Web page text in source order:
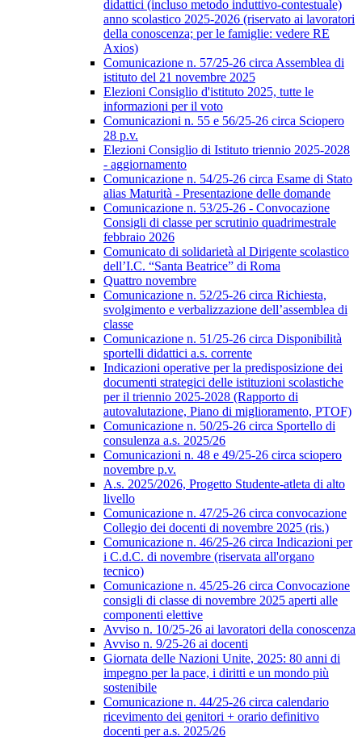
didattici (incluso metodo induttivo-contestuale)
anno scolastico 2025-2026 (riservato ai lavoratori
della conoscenza; per le famiglie: vedere RE
Axios)
Comunicazione n. 57/25-26 circa Assemblea di
istituto del 21 novembre 2025
Elezioni Consiglio d'istituto 2025, tutte le
informazioni per il voto
Comunicazioni n. 55 e 56/25-26 circa Sciopero
28 p.v.
Elezioni Consiglio di Istituto triennio 2025-2028
- aggiornamento
Comunicazione n. 54/25-26 circa Esame di Stato
alias Maturità - Presentazione delle domande
Comunicazione n. 53/25-26 - Convocazione
Consigli di classe per scrutinio quadrimestrale
febbraio 2026
Comunicato di solidarietà al Dirigente scolastico
dell’I.C. “Santa Beatrice” di Roma
Quattro novembre
Comunicazione n. 52/25-26 circa Richiesta,
svolgimento e verbalizzazione dell’assemblea di
classe
Comunicazione n. 51/25-26 circa Disponibilità
sportelli didattici a.s. corrente
Indicazioni operative per la predisposizione dei
documenti strategici delle istituzioni scolastiche
per il triennio 2025-2028 (Rapporto di
autovalutazione, Piano di miglioramento, PTOF)
Comunicazione n. 50/25-26 circa Sportello di
consulenza a.s. 2025/26
Comunicazioni n. 48 e 49/25-26 circa sciopero
novembre p.v.
A.s. 2025/2026, Progetto Studente-atleta di alto
livello
Comunicazione n. 47/25-26 circa convocazione
Collegio dei docenti di novembre 2025 (ris.)
Comunicazione n. 46/25-26 circa Indicazioni per
i C.d.C. di novembre (riservata all'organo
tecnico)
Comunicazione n. 45/25-26 circa Convocazione
consigli di classe di novembre 2025 aperti alle
componenti elettive
Avviso n. 10/25-26 ai lavoratori della conoscenza
Avviso n. 9/25-26 ai docenti
Giornata delle Nazioni Unite, 2025: 80 anni di
impegno per la pace, i diritti e un mondo più
sostenibile
Comunicazione n. 44/25-26 circa calendario
ricevimento dei genitori + orario definitivo
docenti per a.s. 2025/26